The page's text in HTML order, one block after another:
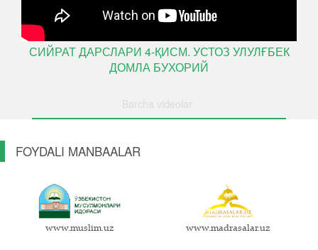
СИЙРАТ ДАРСЛАРИ 4-ҚИСМ. УСТОЗ УЛУЛҒБЕК
ДОМЛА БУХОРИЙ
Barcha videolar
FOYDALI MANBAALAR
www.muslim.uz www.madrasalar.uz